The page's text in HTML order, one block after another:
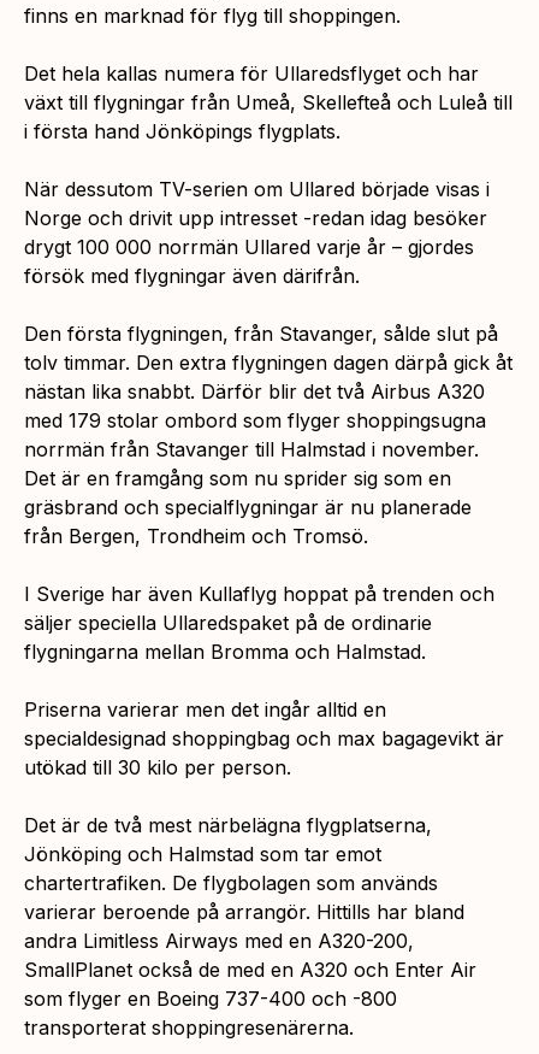
finns en marknad för flyg till shoppingen.
Det hela kallas numera för Ullaredsflyget och har
växt till flygningar från Umeå, Skellefteå och Luleå till
i första hand Jönköpings flygplats.
När dessutom TV-serien om Ullared började visas i
Norge och drivit upp intresset -redan idag besöker
drygt 100 000 norrmän Ullared varje år – gjordes
försök med flygningar även därifrån.
Den första flygningen, från Stavanger, sålde slut på
tolv timmar. Den extra flygningen dagen därpå gick åt
nästan lika snabbt. Därför blir det två Airbus A320
med 179 stolar ombord som flyger shoppingsugna
norrmän från Stavanger till Halmstad i november.
Det är en framgång som nu sprider sig som en
gräsbrand och specialflygningar är nu planerade
från Bergen, Trondheim och Tromsö.
I Sverige har även Kullaflyg hoppat på trenden och
säljer speciella Ullaredspaket på de ordinarie
flygningarna mellan Bromma och Halmstad.
Priserna varierar men det ingår alltid en
specialdesignad shoppingbag och max bagagevikt är
utökad till 30 kilo per person.
Det är de två mest närbelägna flygplatserna,
Jönköping och Halmstad som tar emot
chartertrafiken. De flygbolagen som används
varierar beroende på arrangör. Hittills har bland
andra Limitless Airways med en A320-200,
SmallPlanet också de med en A320 och Enter Air
som flyger en Boeing 737-400 och -800
transporterat shoppingresenärerna.